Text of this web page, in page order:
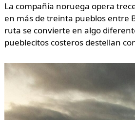
La compañía noruega opera
en más de treinta pueblos entre
ruta se convierte en algo
pueblecitos costeros destellan